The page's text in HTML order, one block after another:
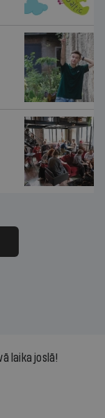
laika joslā!